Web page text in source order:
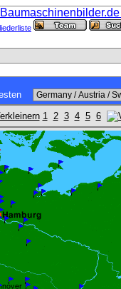
1 2 3 4 5 6